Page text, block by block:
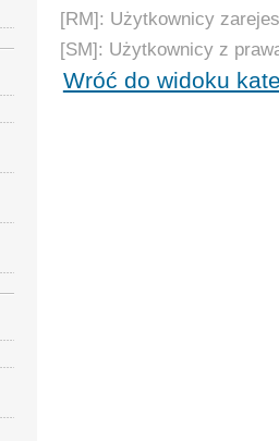
[RM]: Użytkownicy
[SM]: Użytkownicy z
Wróć do widoku